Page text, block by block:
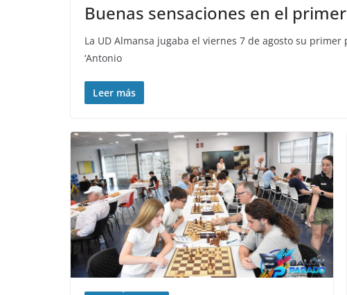
Buenas sensaciones en el
La UD Almansa jugaba el viernes 7 de agosto su
‘Antonio
Leer más